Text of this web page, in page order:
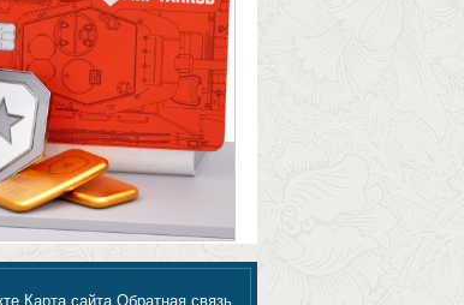
Карта сайта Обратная связь